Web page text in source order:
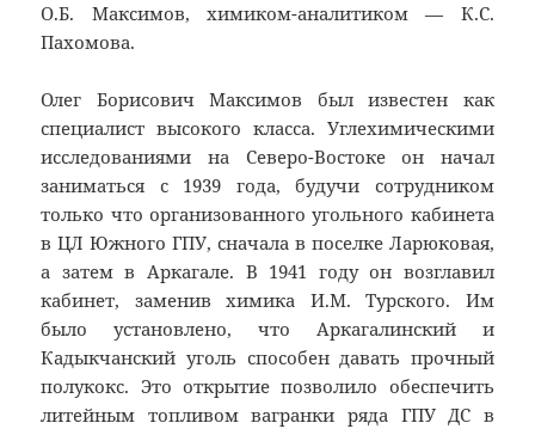
О.Б. Максимов, химиком-аналитиком — К.С.
Пахомова.
Олег Борисович Максимов был известен как
специалист высокого класса. Углехимическими
исследованиями на Северо-Востоке он начал
заниматься с 1939 года, будучи сотрудником
только что организованного угольного кабинета
в ЦЛ Южного ГПУ, сначала в поселке Ларюковая,
а затем в Аркагале. В 1941 году он возглавил
кабинет, заменив химика И.М. Турского. Им
было установлено, что Аркагалинский и
Кадыкчанский уголь способен давать прочный
полукокс. Это открытие позволило обеспечить
литейным топливом вагранки ряда ГПУ ДС в